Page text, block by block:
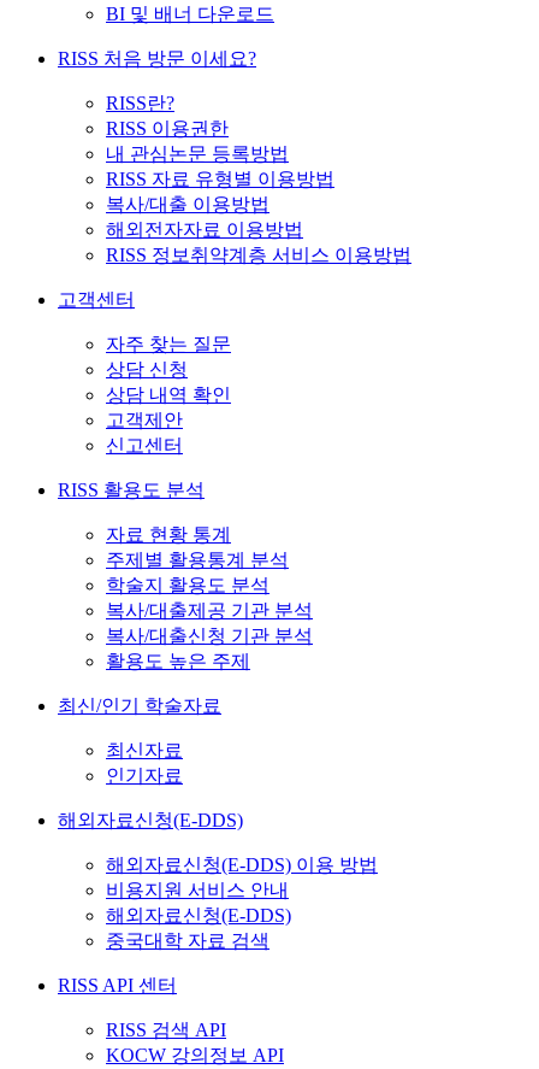
BI 및 배너 다운로드
RISS 처음 방문 이세요?
RISS란?
RISS 이용권한
내 관심논문 등록방법
RISS 자료 유형별 이용방법
복사/대출 이용방법
해외전자자료 이용방법
RISS 정보취약계층 서비스 이용방법
고객센터
자주 찾는 질문
상담 신청
상담 내역 확인
고객제안
신고센터
RISS 활용도 분석
자료 현황 통계
주제별 활용통계 분석
학술지 활용도 분석
복사/대출제공 기관 분석
복사/대출신청 기관 분석
활용도 높은 주제
최신/인기 학술자료
최신자료
인기자료
해외자료신청(E-DDS)
해외자료신청(E-DDS) 이용 방법
비용지원 서비스 안내
해외자료신청(E-DDS)
중국대학 자료 검색
RISS API 센터
RISS 검색 API
KOCW 강의정보 API